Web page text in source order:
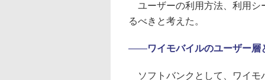
ユーザーの利用方法、利用シ
るべきと考えた。
――ワイモバイルのユーザー
ソフトバンクとして、ワイモ